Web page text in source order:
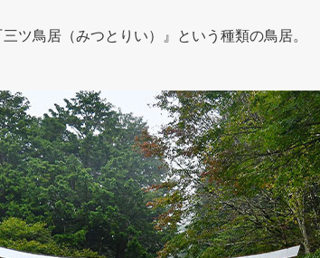
ツ鳥居（みつとりい）』という種類の鳥居。